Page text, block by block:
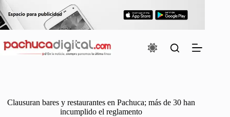
Saltar
al
contenido
Clausuran bares y restaurantes en Pachuca; más de 30 han
incumplido el reglamento